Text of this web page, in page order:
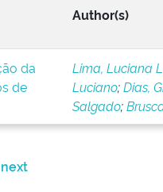
Author(s)
da
de
Lima, Luciana
Luciano;Dias,
Salgado;
next